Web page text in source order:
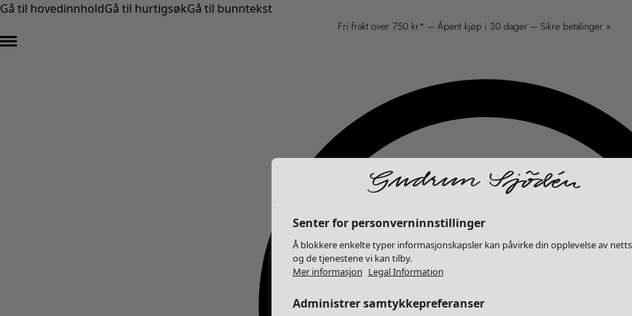
Gå til hovedinnholdGå til hurtigsøkGå til bunntekst
Fri frakt over 750 kr* – Åpent kjøp i 30 dager – Sikre betalinger »
Senter for personverninnstillinger
Å blokkere enkelte typer informasjonskapsler kan påvirke din opplevelse av
og de tjenestene vi kan tilby.
Mer informasjon Legal Information
Administrer samtykkepreferanser